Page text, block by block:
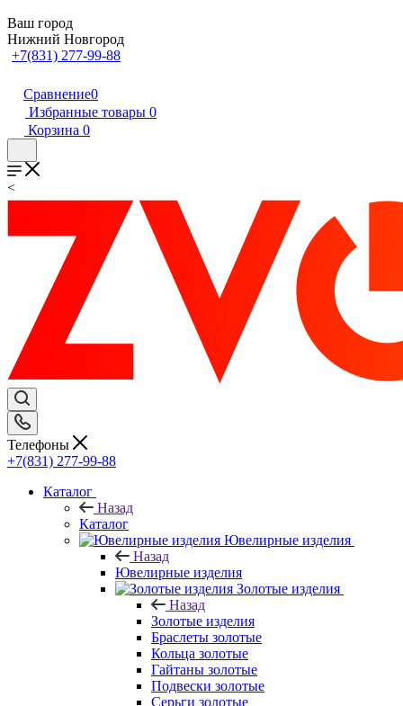
Ваш город
Нижний Новгород
+7(831) 277-99-88
Сравнение0
Избранные товары 0
Корзина 0
<
Телефоны
+7(831) 277-99-88
Каталог
Назад
Каталог
Ювелирные изделия
Назад
Ювелирные изделия
Золотые изделия
Назад
Золотые изделия
Браслеты золотые
Кольца золотые
Гайтаны золотые
Подвески золотые
Серьги золотые